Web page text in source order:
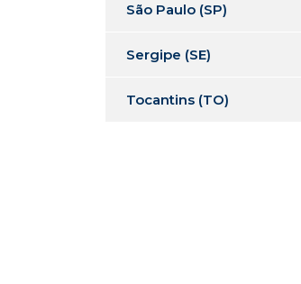
São Paulo (SP)
Sergipe (SE)
Tocantins (TO)